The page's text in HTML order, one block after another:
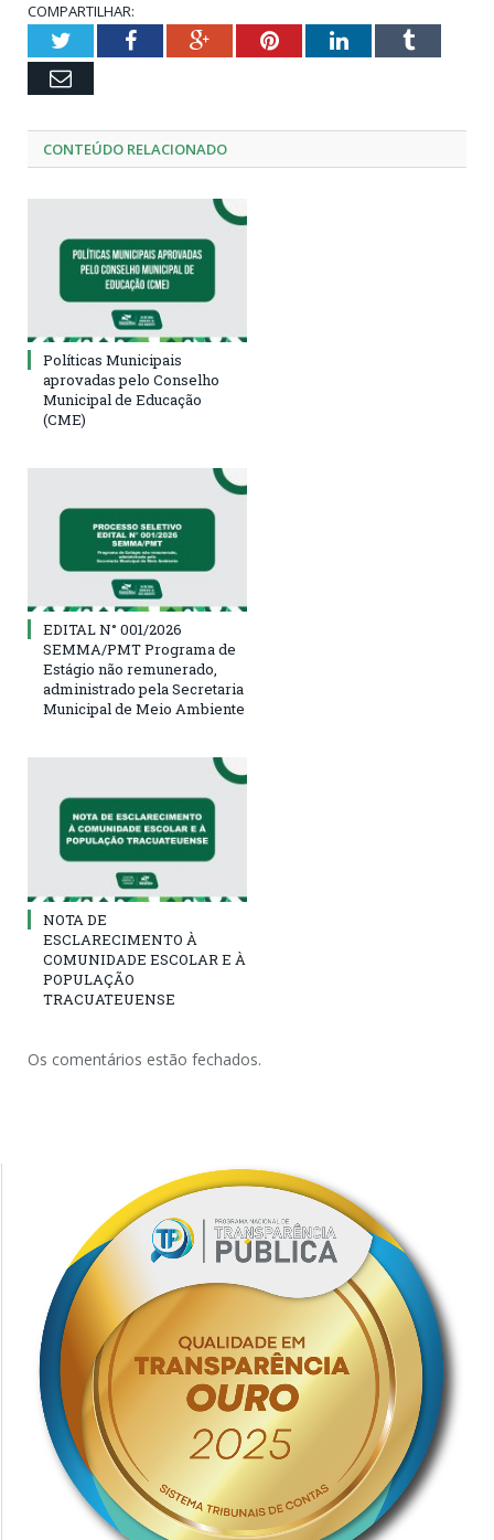
COMPARTILHAR:
TwitterFacebookGoogle+PinterestLinkedInTumblr
Email
CONTEÚDO RELACIONADO
Políticas Municipais
aprovadas pelo Conselho
Municipal de Educação
(CME)
EDITAL N° 001/2026
SEMMA/PMT Programa de
Estágio não remunerado,
administrado pela Secretaria
Municipal de Meio Ambiente
NOTA DE
ESCLARECIMENTO À
COMUNIDADE ESCOLAR E À
POPULAÇÃO
TRACUATEUENSE
Os comentários estão fechados.